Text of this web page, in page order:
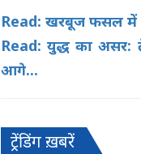
Read: खरबूज फसल में
Read: युद्ध का असर:
आगे...
ट्रेंडिंग ख़बरें